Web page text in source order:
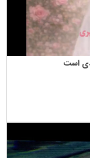
است